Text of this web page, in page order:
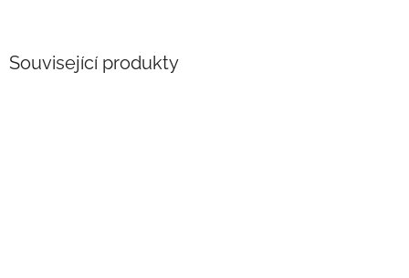
Související produkty